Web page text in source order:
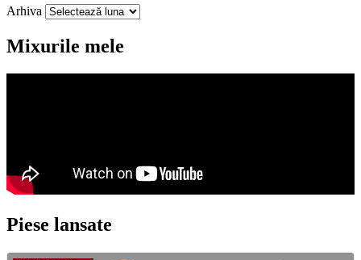
Arhiva
Mixurile mele
Piese lansate